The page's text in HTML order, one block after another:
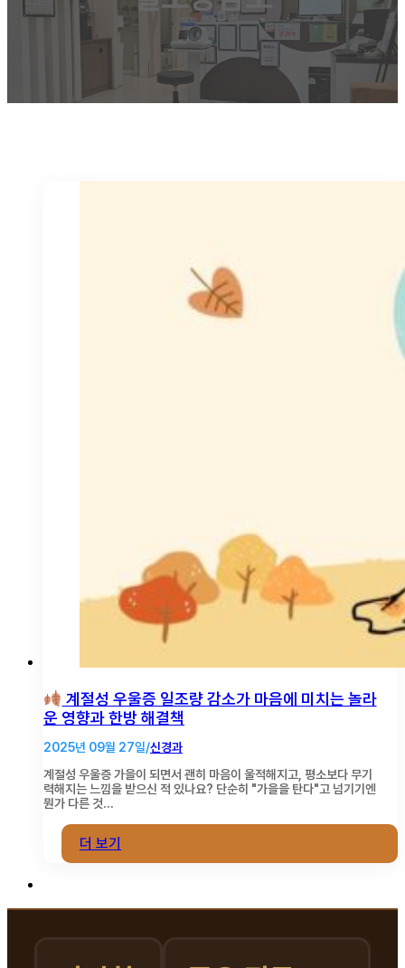
계절성 우울증 일조량 감소가 마음에 미치는 놀라
운 영향과 한방 해결책
2025년 09월 27일/신경과
계절성 우울증 가을이 되면서 괜히 마음이 울적해지고, 평소보다 무기
력해지는 느낌을 받으신 적 있나요? 단순히 "가을을 탄다"고 넘기기엔
뭔가 다른 것…
더 보기